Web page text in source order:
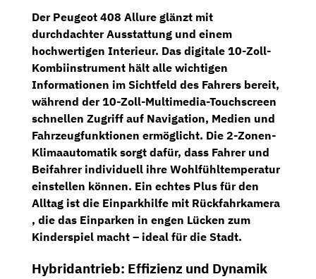
Der Peugeot 408 Allure glänzt mit
durchdachter Ausstattung und einem
hochwertigen Interieur. Das digitale 10-Zoll-
Kombiinstrument hält alle wichtigen
Informationen im Sichtfeld des Fahrers bereit,
während der10-Zoll-Multimedia-Touchscreen
schnellen Zugriff auf Navigation, Medien und
Fahrzeugfunktionen ermöglicht. Die 2-Zonen-
Klimaautomatik sorgt dafür, dass Fahrer und
Beifahrer individuell ihre Wohlfühltemperatur
einstellen können. Ein echtes Plus für den
Alltag ist die Einparkhilfe mit Rückfahrkamera
, die das Einparken in engen Lücken zum
Kinderspiel macht – ideal für die Stadt.
Hybridantrieb: Effizienz und Dynamik